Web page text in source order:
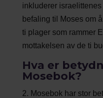
inkluderer
befaling til Moses om
ti plager som rammer
mottakelsen av de ti
Hva er
Mosebok?
2. Mosebok har stor